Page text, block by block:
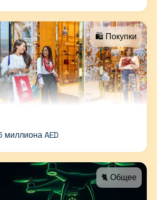
🛍 Покупки
миллиона AED
🐈 Общее